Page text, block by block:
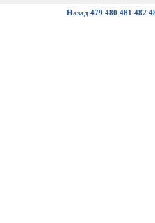
Назад 479 480 481 482